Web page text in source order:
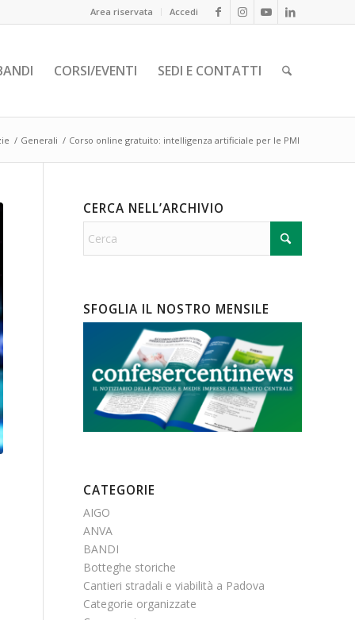
Area riservata Accedi
CORSI/EVENTI SEDI E CONTATTI
/ Generali / Corso online gratuito: intelligenza artificiale per le PMI
CERCA NELL’ARCHIVIO
SFOGLIA IL NOSTRO MENSILE
CATEGORIE
AIGO
ANVA
BANDI
Botteghe storiche
Cantieri stradali e viabilità a Padova
Categorie organizzate